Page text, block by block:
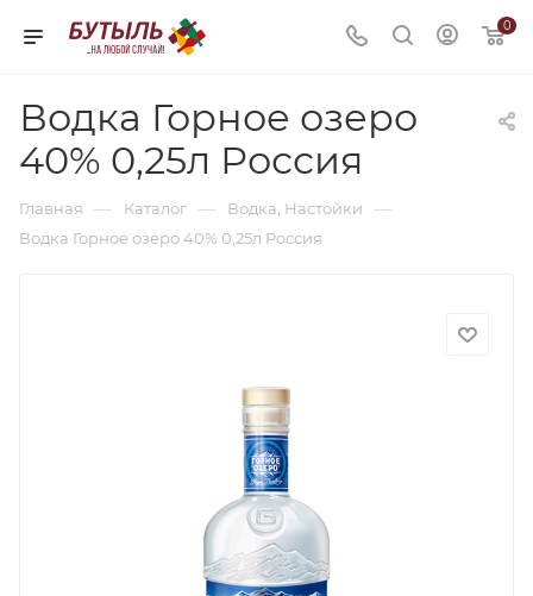
0
Водка Горное озеро
40% 0,25л Россия
Главная — Каталог — Водка, Настойки —
Водка Горное озеро 40% 0,25л Россия